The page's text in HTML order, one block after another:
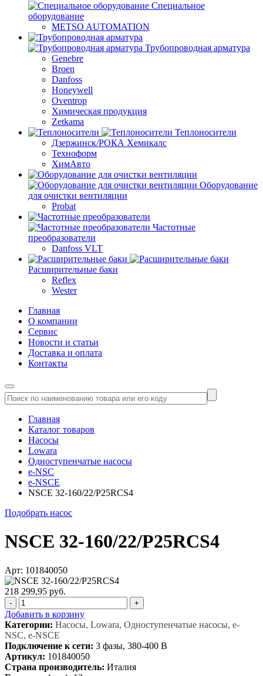
Специальное
оборудование
METSO AUTOMATION
Трубопроводная арматура
Genebre
Broen
Danfoss
Honeywell
Oventrop
Химическая продукция
Zetkama
Теплоносители
Дзержинск/РОКА Хемикалс
Техноформ
ХимАвто
Оборудование
для очистки вентиляции
Probat
Частотные
преобразователи
Danfoss VLT
Расширительные баки
Reflex
Wester
Главная
О компании
Сервис
Новости и статьи
Доставка и оплата
Контакты
Главная
Каталог товаров
Насосы
Lowara
Одноступенчатые насосы
e-NSC
e-NSCE
NSCE 32-160/22/P25RCS4
Подобрать насос
NSCE 32-160/22/P25RCS4
Арт: 101840050
218 299,95 руб.
- +
Добавить в корзину
Категории: Насосы, Lowara, Одноступенчатые насосы, e-
NSC, e-NSCE
Подключение к сети: 3 фазы, 380-400 В
Артикул: 101840050
Страна производитель: Италия